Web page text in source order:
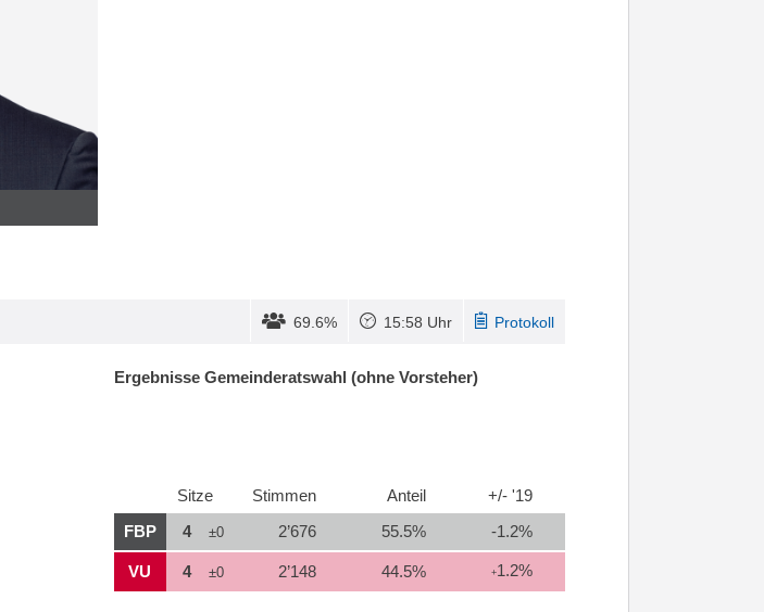
69.6% 15:58 Uhr Protokoll
Ergebnisse Gemeinderatswahl (ohne Vorsteher)
Sitze Stimmen Anteil
+/- '19
FBP
4 ±0 2’676 55.5% -1.2%
VU 4 ±0 2’148 44.5% +1.2%